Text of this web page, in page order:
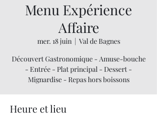
Menu Expérience
Affaire
mer. 18 juin
  |
Val de Bagnes
Découvert Gastronomique - Amuse-bouche
- Entrée - Plat principal - Dessert -
Mignardise - Repas hors boissons
Heure et lieu